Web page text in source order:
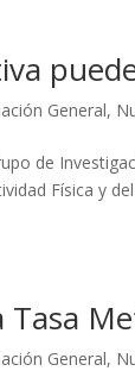
General,
de
Física y
Tasa
General,